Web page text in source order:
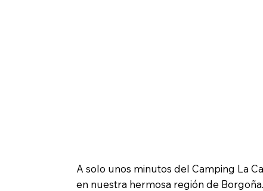
A solo unos minutos del Camping La
en nuestra hermosa región de